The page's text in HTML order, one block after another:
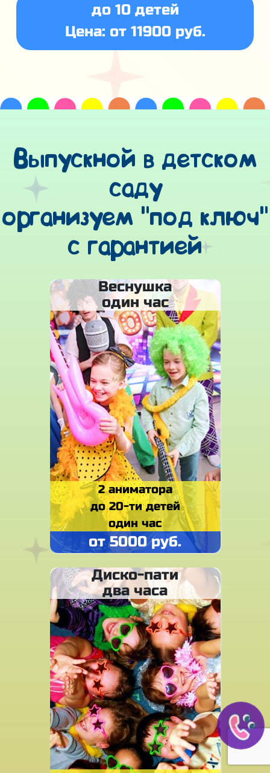
до 10 детей
Цена: от 11900 руб.
Выпускной в детском
саду
организуем "под ключ"
с гарантией
Веснушка
один час
2 аниматора
до 20-ти детей
один час
от 5000 руб.
Диско-пати
два часа